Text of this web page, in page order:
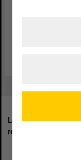
Les groupes
représentés au